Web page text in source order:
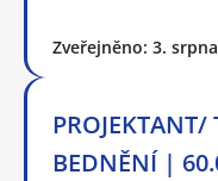
Zveřejněno: 3. srpna
PROJEKTANT/
BEDNĚNÍ |